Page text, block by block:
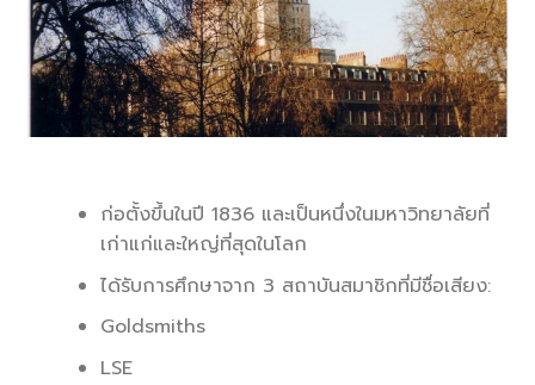
ก่อตั้งขึ้นในปี 1836 และเป็นหนึ่งในมหาวิทยาลัยที่
เก่าแก่และใหญ่ที่สุดในโลก
ได้รับการศึกษาจาก 3 สถาบันสมาชิกที่มีชื่อเสียง:
Goldsmiths
LSE